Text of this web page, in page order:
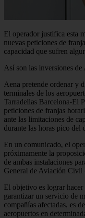
El operador justifica esta
nuevas peticiones de
capacidad que sufren
Así son las inversiones de
Aena pretende ordenar y
terminales de los
Tarradellas Barcelona-El
peticiones de franjas
ante las limitaciones de
durante las horas pico del
En un comunicado, el
próximamente la
de ambas instalaciones
General de Aviación
El objetivo es lograr hacer
garantizar un servicio de
compañías afectadas, es
aeropuertos en